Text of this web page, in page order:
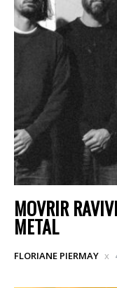
MOVRIR
METAL
FLORIANE PIERMAY